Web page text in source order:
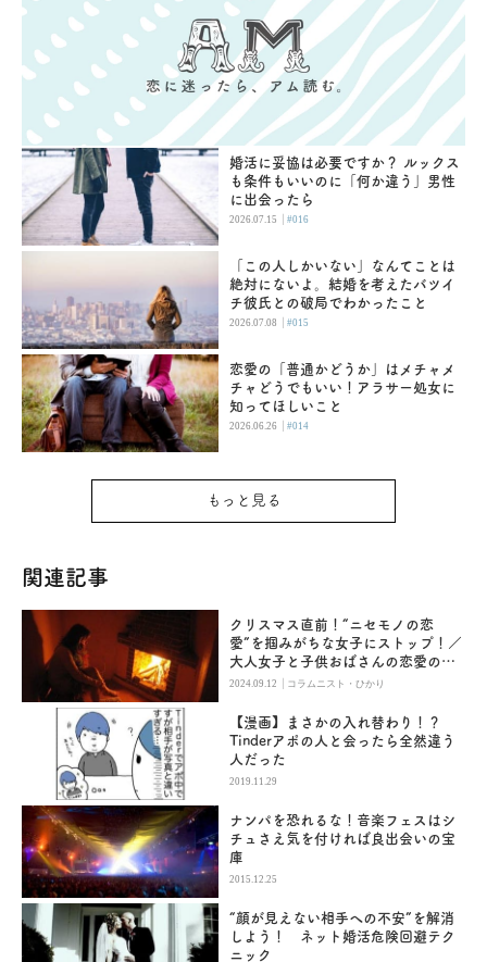
婚活に妥協は必要ですか？ ルックス
も条件もいいのに「何か違う」男性
に出会ったら
2026.07.15 |#016
「この人しかいない」なんてことは
絶対にないよ。結婚を考えたバツイ
チ彼氏との破局でわかったこと
2026.07.08 |#015
恋愛の「普通かどうか」はメチャメ
チャどうでもいい！アラサー処女に
知ってほしいこと
2026.06.26 |#014
もっと見る
関連記事
クリスマス直前！“ニセモノの恋
愛”を掴みがちな女子にストップ！／
大人女子と子供おばさんの恋愛の違
い
2024.09.12 | コラムニスト・ひかり
【漫画】まさかの入れ替わり！？
Tinderアポの人と会ったら全然違う
人だった
2019.11.29
ナンパを恐れるな！音楽フェスはシ
チュさえ気を付ければ良出会いの宝
庫
2015.12.25
“顔が見えない相手への不安”を解消
しよう！ ネット婚活危険回避テク
ニック